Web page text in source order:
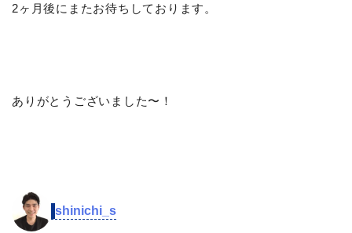
2ヶ月後にまたお待ちしております。
ありがとうございました〜！
shinichi_s